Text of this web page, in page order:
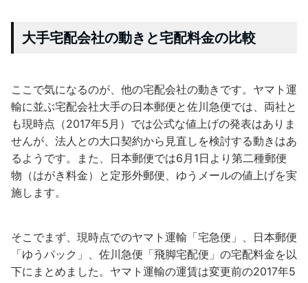
大手宅配会社の動きと宅配料金の比較
ここで気になるのが、他の宅配会社の動きです。ヤマト運
輸に並ぶ宅配会社大手の日本郵便と佐川急便では、両社と
も現時点（2017年5月）では公式な値上げの発表はありま
せんが、法人との大口契約から見直しを検討する動きはあ
るようです。また、日本郵便では6月1日より第二種郵便
物（はがき料金）と定形外郵便、ゆうメールの値上げを実
施します。
そこでまず、現時点でのヤマト運輸「宅急便」、日本郵便
「ゆうパック」、佐川急便「飛脚宅配便」の宅配料金を以
下にまとめました。ヤマト運輸の運賃は変更前の2017年5